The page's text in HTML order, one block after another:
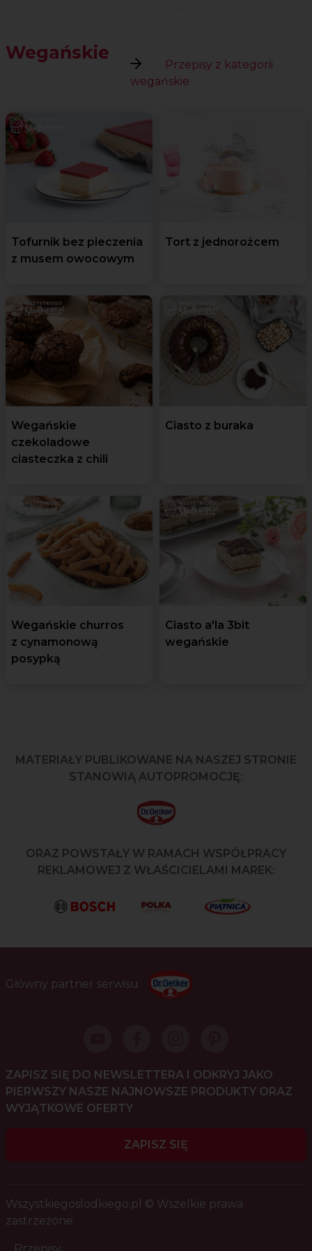
Wegańskie
Przepisy z kategorii
wegańskie
Tofurnik bez pieczenia
z musem owocowym
Tort z jednorożcem
Wegańskie
czekoladowe
ciasteczka z chili
Ciasto z buraka
Wegańskie churros
z cynamonową
posypką
Ciasto a'la 3bit
wegańskie
MATERIAŁY PUBLIKOWANE NA NASZEJ STRONIE
STANOWIĄ AUTOPROMOCJĘ:
ORAZ POWSTAŁY W RAMACH WSPÓŁPRACY
REKLAMOWEJ Z WŁAŚCICIELAMI MAREK:
Główny partner serwisu
ZAPISZ SIĘ DO NEWSLETTERA I ODKRYJ JAKO
PIERWSZY NASZE NAJNOWSZE PRODUKTY ORAZ
WYJĄTKOWE OFERTY
ZAPISZ SIĘ
Wszystkiegoslodkiego.pl © Wszelkie prawa
zastrzeżone